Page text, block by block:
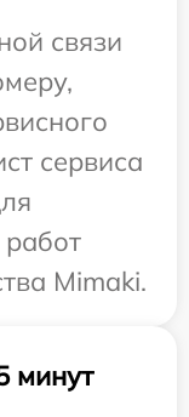
связи
сервиса
Mimaki.
минут